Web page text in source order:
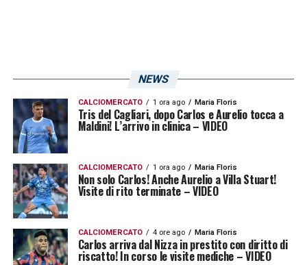
NEWS
CALCIOMERCATO 1 ora ago Maria Floris
Tris del Cagliari, dopo Carlos e Aurelio tocca a
Maldini! L’arrivo in clinica – VIDEO
CALCIOMERCATO 1 ora ago Maria Floris
Non solo Carlos! Anche Aurelio a Villa Stuart!
Visite di rito terminate – VIDEO
CALCIOMERCATO 4 ore ago Maria Floris
Carlos arriva dal Nizza in prestito con diritto di
riscatto! In corso le visite mediche – VIDEO